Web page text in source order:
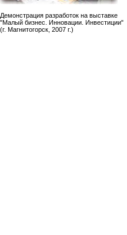
Демонстрация разработок на выставке
"Малый бизнес. Инновации. Инвестиции"
(г. Магнитогорск, 2007 г.)